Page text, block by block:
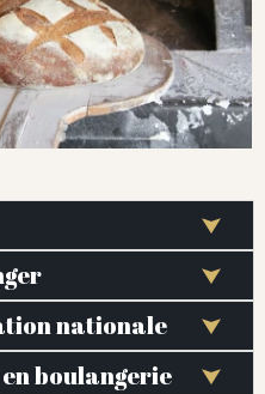
nationale
boulangerie